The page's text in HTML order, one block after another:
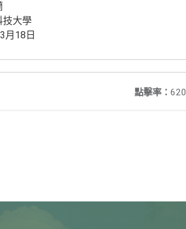
技大學
月18日
點擊率： 620